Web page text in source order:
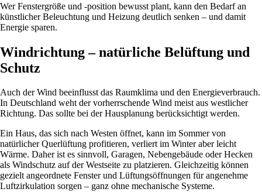
Wer Fenstergröße und -position bewusst plant, kann den Bedarf an
künstlicher Beleuchtung und Heizung deutlich senken – und damit
Energie sparen.
Windrichtung – natürliche Belüftung und
Schutz
Auch der Wind beeinflusst das Raumklima und den Energieverbrauch.
In Deutschland weht der vorherrschende Wind meist aus westlicher
Richtung. Das sollte bei der Hausplanung berücksichtigt werden.
Ein Haus, das sich nach Westen öffnet, kann im Sommer von
natürlicher Querlüftung profitieren, verliert im Winter aber leicht
Wärme. Daher ist es sinnvoll, Garagen, Nebengebäude oder Hecken
als Windschutz auf der Westseite zu platzieren. Gleichzeitig können
gezielt angeordnete Fenster und Lüftungsöffnungen für angenehme
Luftzirkulation sorgen – ganz ohne mechanische Systeme.